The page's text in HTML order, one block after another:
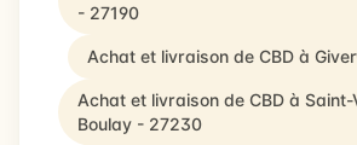
- 27190
Achat et livraison de CBD à
Achat et livraison de CBD à
Boulay - 27230